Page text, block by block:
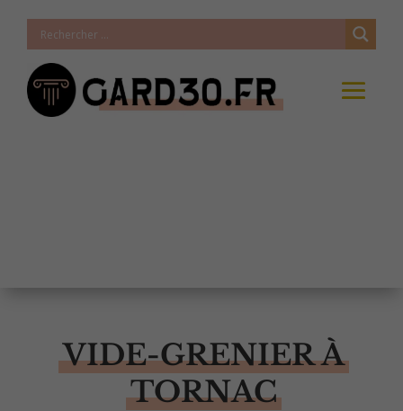
VIDE-GRENIER À
TORNAC